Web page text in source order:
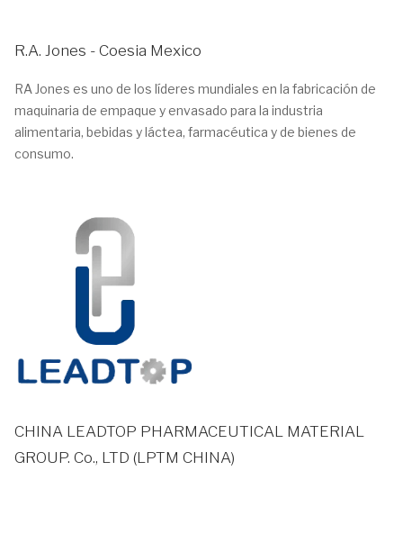
R.A. Jones - Coesia Mexico
RA Jones es uno de los líderes mundiales en la fabricación de
maquinaria de empaque y envasado para la industria
alimentaria, bebidas y láctea, farmacéutica y de bienes de
consumo.
CHINA LEADTOP PHARMACEUTICAL MATERIAL
GROUP. Co., LTD (LPTM CHINA)